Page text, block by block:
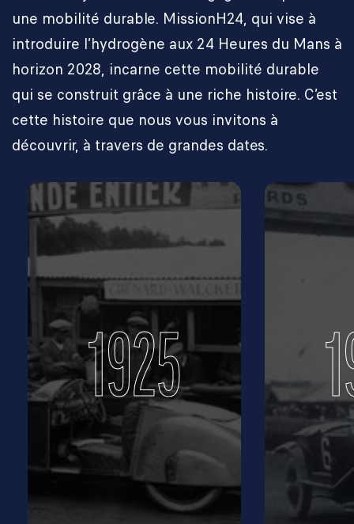
une mobilité durable. MissionH24, qui vise à
introduire l’hydrogène aux 24 Heures du Mans à
horizon 2028, incarne cette mobilité durable
qui se construit grâce à une riche histoire. C’est
cette histoire que nous vous invitons à
découvrir, à travers de grandes dates.
1925